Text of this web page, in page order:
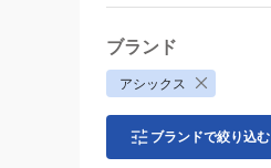
ブランド
アシックス
ブランドで絞り込む